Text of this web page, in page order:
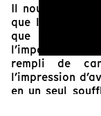
Il nous parle
que la langue
que l’on
l’importance
rempli de
l’impression
en un seul